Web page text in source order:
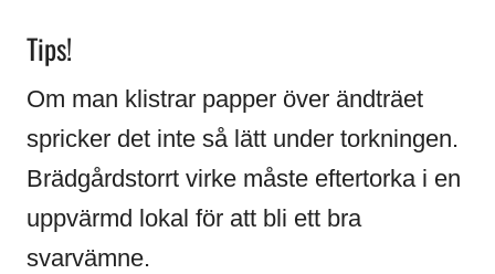
Tips!
Om man klistrar papper över ändträet
spricker det inte så lätt under torkningen.
Brädgårdstorrt virke måste eftertorka i en
uppvärmd lokal för att bli ett bra
svarvämne.